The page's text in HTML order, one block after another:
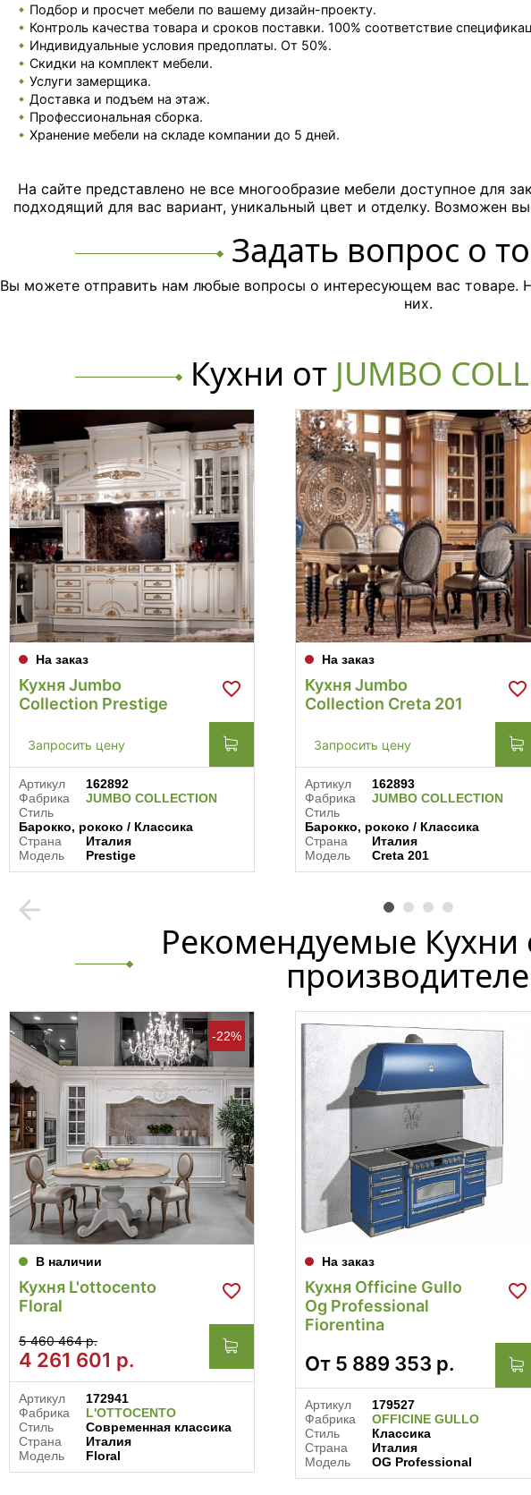
Подбор и просчет мебели по вашему дизайн-проекту.
Контроль качества товара и сроков поставки. 100% соответствие
Индивидуальные условия предоплаты. От 50%.
Скидки на комплект мебели.
Услуги замерщика.
Доставка и подъем на этаж.
Профессиональная сборка.
Хранение мебели на складе компании до 5 дней.
На сайте представлено не все многообразие мебели доступное для
подходящий для вас вариант, уникальный цвет и отделку. Возможен
Задать вопрос о
Вы можете отправить нам любые вопросы о интересующем вас товаре.
них.
Кухни от JUMBO
На заказ
Кухня Jumbo
Collection Prestige
Запросить цену
Артикул
162892
Фабрика
JUMBO COLLECTION
Стиль
Барокко, рококо / Классика
Страна
Италия
Модель
Prestige
На заказ
Кухня Jumbo
Collection Creta 201
Запросить цену
Артикул
162893
Фабрика
JUMBO COLLECTION
Стиль
Барокко, рококо / Классика
Страна
Италия
Модель
Creta 201
arrow_back
Рекомендуемые Кухни
-22%
В наличии
Кухня L'ottocento
Floral
5 460 464 р.
4 261 601 р.
Артикул
172941
Фабрика
L'OTTOCENTO
Стиль
Современная классика
Страна
Италия
Модель
Floral
На заказ
Кухня Officine Gullo
Og Professional
Fiorentina
От 5 889 353 р.
Артикул
179527
Фабрика
OFFICINE GULLO
Стиль
Классика
Страна
Италия
Модель
OG Professional